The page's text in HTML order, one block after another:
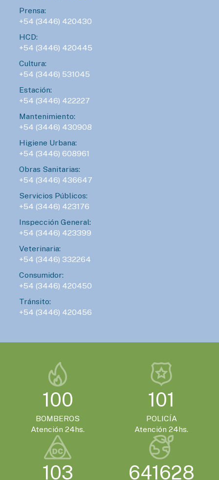
Prensa:
+54 (3446) 420430
HCD:
+54 (3446) 420445
Cultura:
+54 (3446) 531045
Estación:
+54 (3446) 422227
Mantenimiento:
+54 (3446) 430908
Higiene Urbana:
+54 (3446) 608961
Obras Sanitarias:
+54 (3446) 436647
Servicios Públicos:
+54 (3446) 423176
Inspección General:
+54 (3446) 423399
Veterinaria:
+54 (3446) 332264
Consumidor:
+54 (3446) 420450
Tránsito:
+54 (3446) 420456
100
BOMBEROS
Atención 24hs.
101
POLICÍA
Atención 24hs.
103 641628